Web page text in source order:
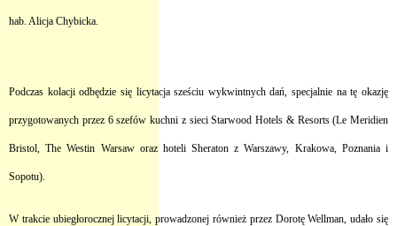
hab. Alicja Chybicka.
Podczas kolacji odbędzie się licytacja sześciu wykwintnych dań, specjalnie na tę okazję
przygotowanych przez 6 szefów kuchni z sieci Starwood Hotels & Resorts (Le Meridien
Bristol, The Westin Warsaw oraz hoteli Sheraton z Warszawy, Krakowa, Poznania i
Sopotu).
W trakcie ubiegłorocznej licytacji, prowadzonej również przez Dorotę Wellman, udało się